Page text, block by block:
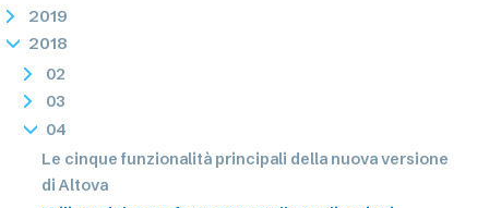
2019
2018
02
03
04
Le cinque funzionalità principali della nuova versione
di Altova